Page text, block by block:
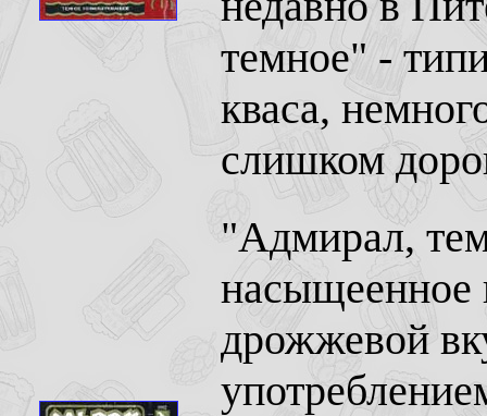
темное" -
кваса,
слишком
"Адмирал,
насыщеенное
дрожжевой